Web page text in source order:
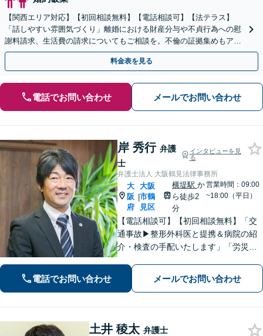
【関西エリア対応】【初回相談無料】【電話相談可】【法テラス】
「話しやすい雰囲気づくり」離婚における財産分与や不貞行為への慰
謝料請求、生活費の請求についてもご相談を。不倫の証拠集めもアド
バイス可【夜間・休日面談】
料金表を見る
電話でお問い合わせ メールでお問い合わせ
岸 秀行 弁護
士
インタビューを見
る
弁護士法人 大阪鶴見法律事務所
大
阪
府
|
大阪
市鶴
見区
横堤駅 か
ら徒歩2
分
営業時間：09:00
~18:00（平日）
【電話相談可】【初回相談無料】「交
通事故▶︎整形外科医と提携＆病院の紹
介・検査の手配いたします」「労災の
きるだけ早期にご相談頂けると助かり
ます。法律問題だけではないトータル
電話でお問い合わせ メールでお問い合わせ
土井 稜太 弁護士